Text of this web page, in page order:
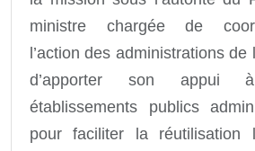
ministre chargée de
l’action des administrations de
d’apporter son appui
établissements publics
pour faciliter la réutilisation